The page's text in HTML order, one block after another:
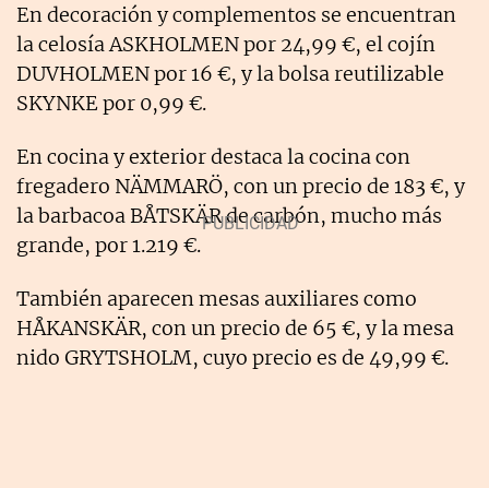
En decoración y complementos se encuentran
la celosía ASKHOLMEN por 24,99 €, el cojín
DUVHOLMEN por 16 €, y la bolsa reutilizable
SKYNKE por 0,99 €.
En cocina y exterior destaca la cocina con
fregadero NÄMMARÖ, con un precio de 183 €, y
la barbacoa BÅTSKÄR de carbón, mucho más
grande, por 1.219 €.
También aparecen mesas auxiliares como
HÅKANSKÄR, con un precio de 65 €, y la mesa
nido GRYTSHOLM, cuyo precio es de 49,99 €.